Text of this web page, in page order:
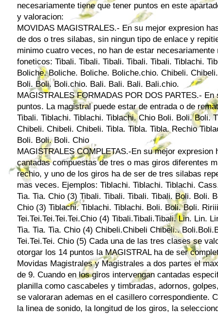
necesariamente tiene que tener puntos en este
y valoracion:
MOVIDAS MAGISTRALES.- En su mejor expresion
de dos o tres silabas, sin ningun tipo de enlace y
minimo cuatro veces, no han de estar
foneticos: Tibali. Tibali. Tibali. Tibali. Tibali. Tiblachi.
Boliche. Boliche. Boliche. Boliche.chio. Chibeli.
Boli. Boli. Boli.chio. Bali. Bali. Bali. Bali.chio.
MAGISTRALES FORMADAS POR DOS PARTES.-
puntos. La magistral puede estar de entrada o de
Tibali. Tiblachi. Tiblachi. Tiblachi. Chio Boli. Boli. Boli.
Chibeli. Chibeli. Chibeli. Tibla. Tibla. Tibla. Rechio
Boli. Boli. Boli. Chio
MAGISTRALES COMPLETAS.-En su mejor expresion
cantadas compuestas de tres o mas giros diferentes
rechio, y uno de los giros ha de ser de tres silabas
mas veces. Ejemplos: Tiblachi. Tiblachi. Tiblachi.
Tia. Tia. Chio (3) Tibali. Tibali. Tibali. Tibali. Boli. Boli.
Chio (3) Tiblachi. Tiblachi. Tiblachi. Boli. Boli. Boli.
Tei.Tei.Tei.Tei.Tei.Chio (4) Tibali.Tibali.Tibali. Lin. Lin.
Tia. Tia. Tia. Chio (4) Chibeli.Chibeli Chibeli..
Tei.Tei.Tei. Chio (5) Cada una de las tres clases se
otorgar los 14 puntos la MAGISTRAL ha de ser
Movidas Magistrales y Magistrales a dos partes el
de 9. Cuando en los giros intervengan cantadas
planilla como cascabeles y timbradas, adornos,
se valoraran ademas en el casillero correspondiente.
la linea de sonido, la longitud de los giros, la